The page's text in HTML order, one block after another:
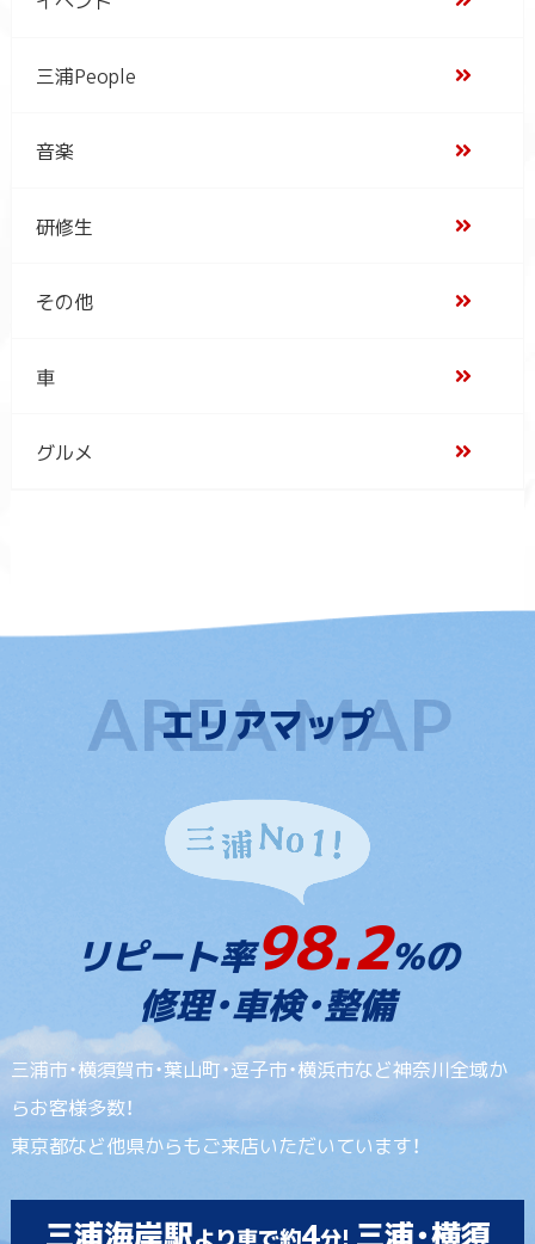
三浦People
音楽
研修生
その他
車
グルメ
エリアマップ
リピート率98.2%の
修理・車検・整備
三浦市・横須賀市・葉山町・逗子市・横浜市など神奈川全域か
らお客様多数！
東京都など他県からもご来店いただいています！
三浦海岸駅 4
三浦・横須